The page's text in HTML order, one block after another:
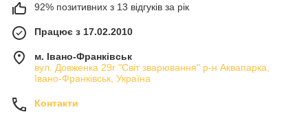
92% позитивних з 13 відгуків за рік
Працює з 17.02.2010
м. Івано-Франківськ
вул. Довженка 29г "Світ зварювання" р-н Аквапарка,
Івано-Франківськ, Україна
Контакти